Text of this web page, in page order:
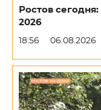
Ростов
2026
18:56 06.08.2026